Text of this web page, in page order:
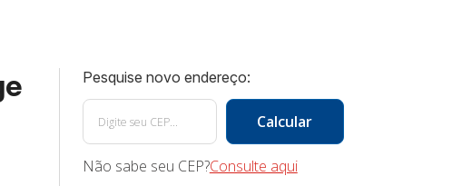
Não sabe seu CEP?Consulte aqui